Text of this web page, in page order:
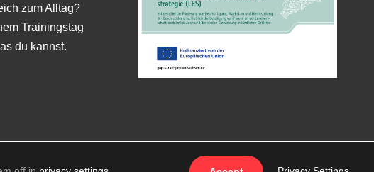
zum Alltag?
Trainingstag
du kannst.
Auf Hainichen e.V.